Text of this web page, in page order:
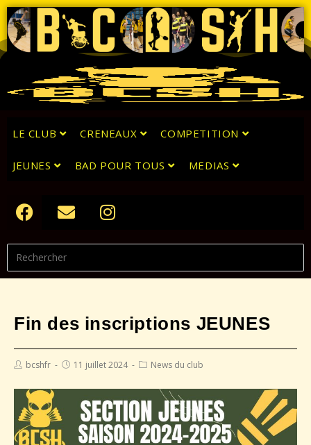
LE CLUB CRENEAUX COMPETITION
JEUNES BAD POUR TOUS MEDIAS
Fin des inscriptions JEUNES
bcshfr 11 juillet 2024 News du club